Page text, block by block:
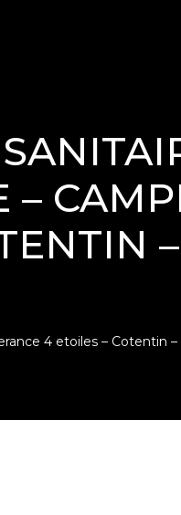
–
–
4 etoiles – Cotentin